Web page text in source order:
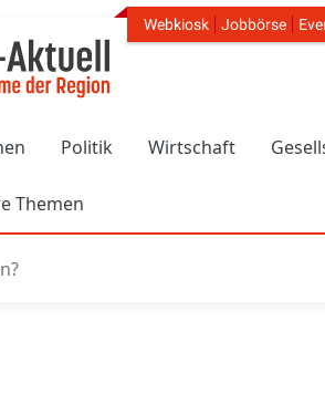
Header
Webkiosk Jobbörse
Politik Wirtschaft
Themen